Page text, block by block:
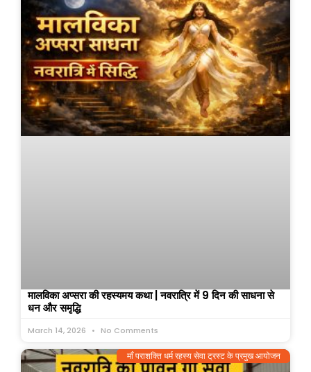
मालविका अप्सरा की रहस्यमय कथा | नवरात्रि में 9 दिन की साधना से
धन और समृद्धि
March 14, 2026 No Comments
माँ पराशक्ति धर्म रहस्य सेवा ट्रस्ट के प्रमुख आयोजन